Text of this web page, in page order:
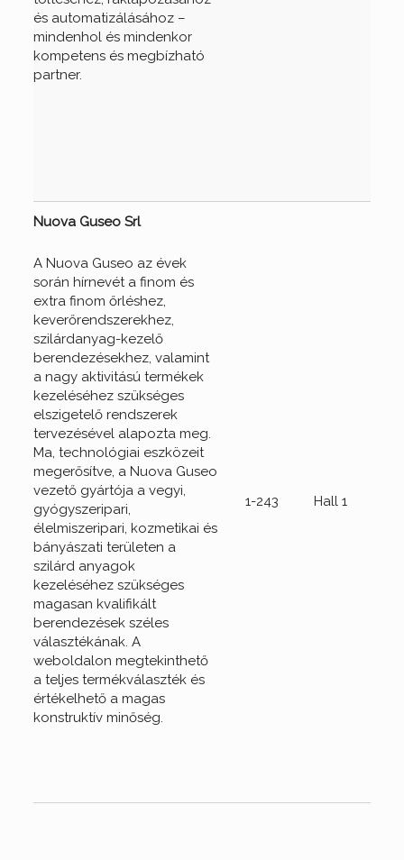
és automatizálásához –
mindenhol és mindenkor
kompetens és megbízható
partner.
Nuova Guseo Srl
A Nuova Guseo az évek
során hírnevét a finom és
extra finom őrléshez,
keverőrendszerekhez,
szilárdanyag-kezelő
berendezésekhez, valamint
a nagy aktivitású termékek
kezeléséhez szükséges
elszigetelő rendszerek
tervezésével alapozta meg.
Ma, technológiai eszközeit
megerősítve, a Nuova Guseo
vezető gyártója a vegyi,
gyógyszeripari,
élelmiszeripari, kozmetikai és
bányászati területen a
szilárd anyagok
kezeléséhez szükséges
magasan kvalifikált
berendezések széles
választékának. A
weboldalon megtekinthető
a teljes termékválaszték és
értékelhető a magas
konstruktív minőség.
1-243 Hall 1